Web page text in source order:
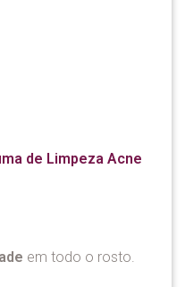
de Limpeza Acne
em todo o rosto.